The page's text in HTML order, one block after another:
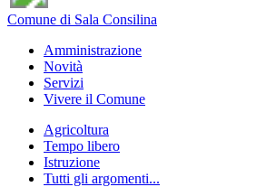
Comune di Sala Consilina
Amministrazione
Novità
Servizi
Vivere il Comune
Agricoltura
Tempo libero
Istruzione
Tutti gli argomenti...